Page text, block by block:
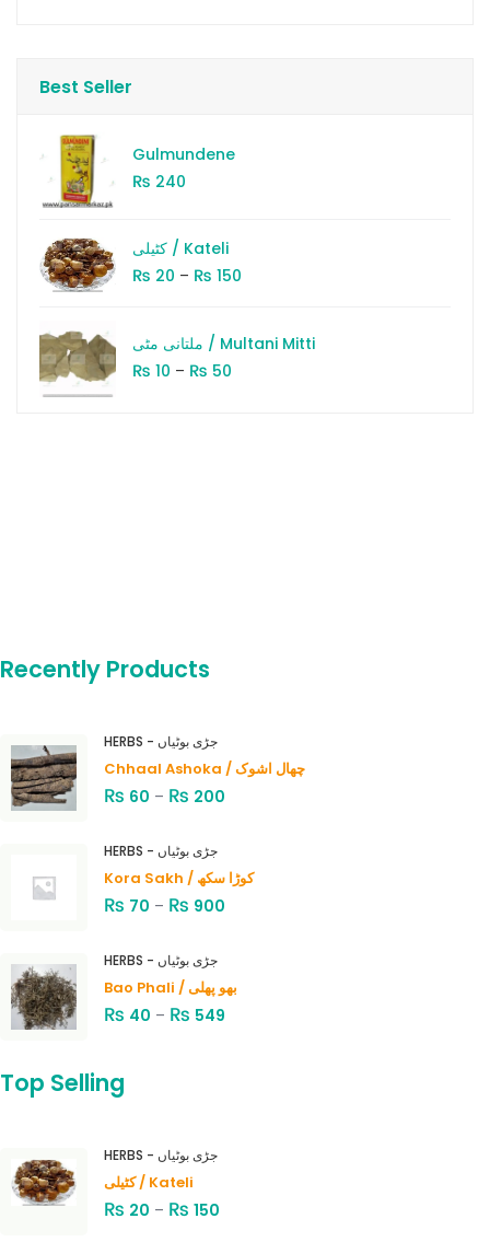
Best Seller
Gulmundene
₨ 240
کٹیلی / Kateli
₨ 20 – ₨ 150
ملتانی مٹی / Multani Mitti
₨ 10 – ₨ 50
Recently Products
HERBS - جڑی بوٹیاں
Chhaal Ashoka / چھال اشوک
₨ 60 – ₨ 200
HERBS - جڑی بوٹیاں
Kora Sakh / کوڑا سکھ
₨ 70 – ₨ 900
HERBS - جڑی بوٹیاں
Bao Phali / بھو پھلی
₨ 40 – ₨ 549
Top Selling
HERBS - جڑی بوٹیاں
کٹیلی / Kateli
₨ 20 – ₨ 150